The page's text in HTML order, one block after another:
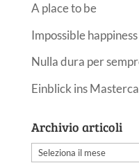
A place to be
Impossible happiness
Nulla dura per
Einblick ins
Archivio articoli
Archivio